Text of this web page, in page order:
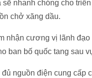
nhanh chóng cho
chở xăng dầu.
nhận cương vị lãnh
ban bố quốc tang sau
nguồn điện cung cấp